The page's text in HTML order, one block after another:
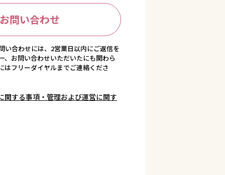
お問い合わせ
い合わせには、2営業日以内にご返信を
、お問い合わせいただいたにも関わら
はフリーダイヤルまでご連絡くださ
関する事項・管理および運営に関す